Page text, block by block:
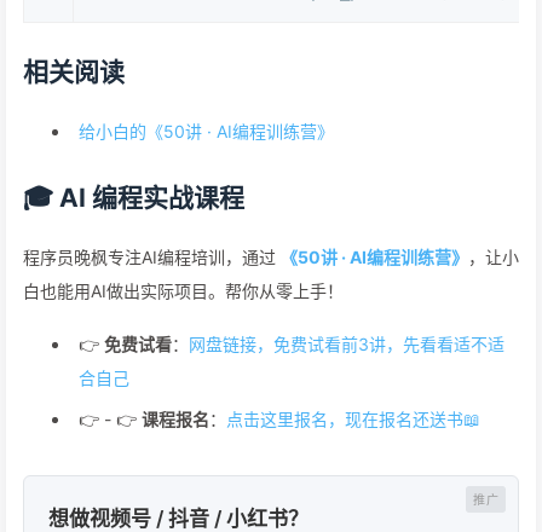
相关阅读
给小白的《50讲 · AI编程训练营》
🎓 AI 编程实战课程
程序员晚枫专注AI编程培训，通过 《50讲 · AI编程训练营》 ，让小
白也能用AI做出实际项目。帮你从零上手！
👉 免费试看： 网盘链接，免费试看前3讲，先看看适不适
合自己
👉 - 👉 课程报名： 点击这里报名，现在报名还送书📖
想做视频号 / 抖音 / 小红书？